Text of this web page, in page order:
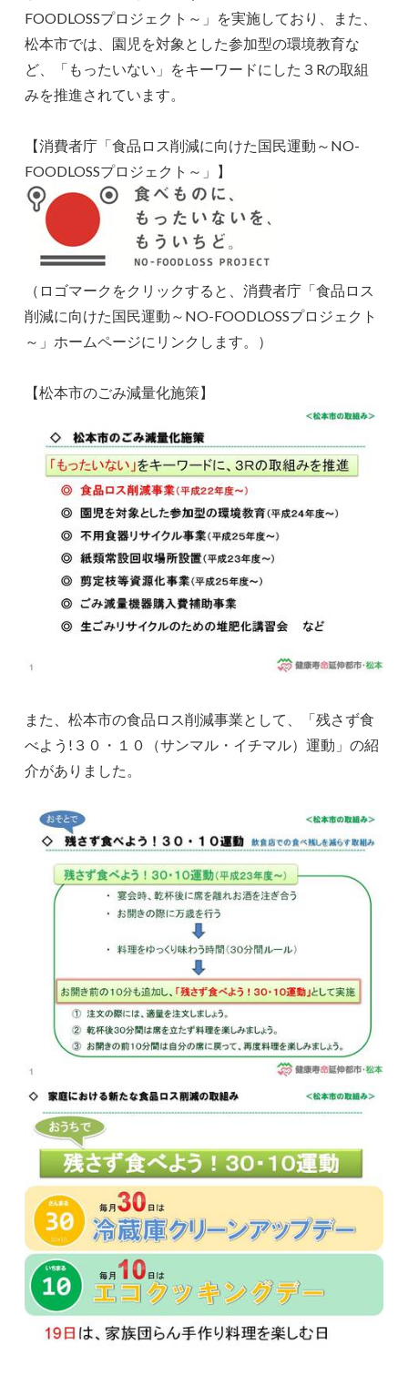
FOODLOSSプロジェクト～」を実施しており、また、
松本市では、園児を対象とした参加型の環境教育な
ど、「もったいない」をキーワードにした３Rの取組
みを推進されています。
【消費者庁「食品ロス削減に向けた国民運動～NO-
FOODLOSSプロジェクト～」】
（ロゴマークをクリックすると、消費者庁「食品ロス
削減に向けた国民運動～NO-FOODLOSSプロジェクト
～」ホームページにリンクします。）
【松本市のごみ減量化施策】
また、松本市の食品ロス削減事業として、「残さず食
べよう!３０・１０（サンマル・イチマル）運動」の紹
介がありました。